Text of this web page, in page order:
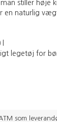
stiller høje
en naturlig
legetøj for
som